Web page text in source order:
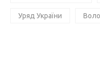
Уряд України